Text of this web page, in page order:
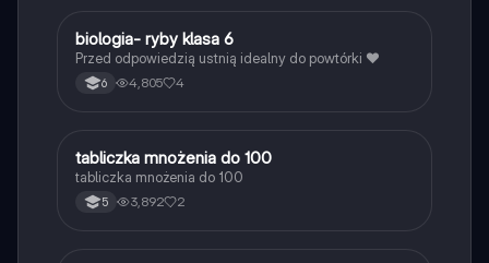
BBiologia
biologia- ryby klasa 6
Przed odpowiedzią ustnią idealny do powtórki ❤️
6 4,805 4
TMatematyka
tabliczka mnożenia do 100
tabliczka mnożenia do 100
5 3,892 2